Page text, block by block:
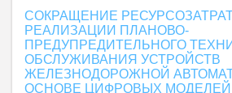
СОКРАЩЕНИЕ
РЕАЛИЗАЦИИ ПЛАНОВО-
ПРЕДУПРЕДИТЕЛЬНОГО
ОБСЛУЖИВАНИЯ УСТРОЙСТВ
ЖЕЛЕЗНОДОРОЖНОЙ
ОСНОВЕ ЦИФРОВЫХ МОДЕЛЕЙ